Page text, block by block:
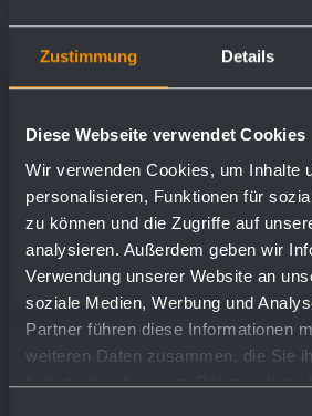
Zustimmung Details
Diese Webseite verwendet Cookies
Wir verwenden Cookies, um Inhalte
personalisieren, Funktionen für
zu können und die Zugriffe auf
analysieren. Außerdem geben wir
Verwendung unserer Website an
soziale Medien, Werbung und
Partner führen diese Informationen
weiteren Daten zusammen, die Sie
haben oder die sie im Rahmen Ihrer
Toilet roll holder
135 x 110 x 66
show more